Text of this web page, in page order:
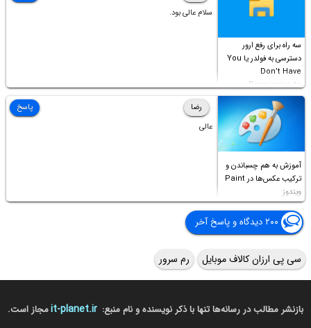
سه راه برای رفع ارور
دسترسی به فولدر یا You
Don’t Have
Permission to
Access this folder
سلام عالی بود.
آموزش به هم چسباندن و
ترکیب عکس‌ها در Paint
ویندوز
رضا
عالی
پاسخ
۲۰۰ دیدگاه و پاسخ آخر
سی پی ارزان کالاف موبایل رم سرور
بازنشر مطالب در رسانه‌ها تنها با ذکر نویسنده و نام منبع: it-planet.irمجاز است.